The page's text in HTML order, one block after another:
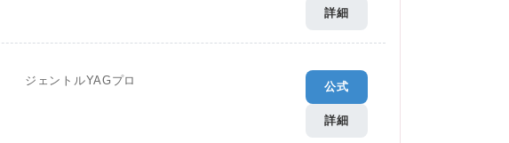
詳細
ジェントルYAGプロ 公式
詳細